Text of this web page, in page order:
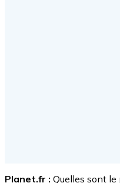
Planet.fr : Quelles sont le